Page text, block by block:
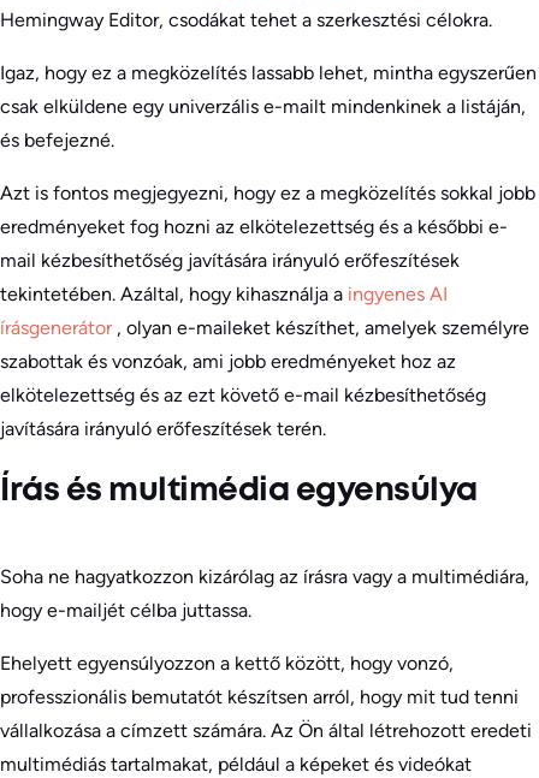
Hemingway Editor, csodákat tehet a szerkesztési célokra.
Igaz, hogy ez a megközelítés lassabb lehet, mintha egyszerűen
csak elküldene egy univerzális e-mailt mindenkinek a listáján,
és befejezné.
Azt is fontos megjegyezni, hogy ez a megközelítés sokkal jobb
eredményeket fog hozni az elkötelezettség és a későbbi e-
mail kézbesíthetőség javítására irányuló erőfeszítések
tekintetében. Azáltal, hogy kihasználja a ingyenes AI
írásgenerátor , olyan e-maileket készíthet, amelyek személyre
szabottak és vonzóak, ami jobb eredményeket hoz az
elkötelezettség és az ezt követő e-mail kézbesíthetőség
javítására irányuló erőfeszítések terén.
Írás és multimédia egyensúlya
Soha ne hagyatkozzon kizárólag az írásra vagy a multimédiára,
hogy e-mailjét célba juttassa.
Ehelyett egyensúlyozzon a kettő között, hogy vonzó,
professzionális bemutatót készítsen arról, hogy mit tud tenni
vállalkozása a címzett számára. Az Ön által létrehozott eredeti
multimédiás tartalmakat, például a képeket és videókat